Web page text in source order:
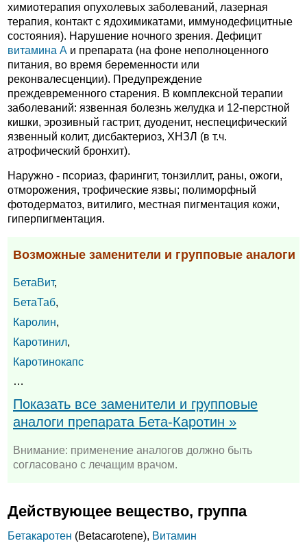
химиотерапия опухолевых заболеваний, лазерная
терапия, контакт с ядохимикатами, иммунодефицитные
состояния). Нарушение ночного зрения. Дефицит
витамина А и препарата (на фоне неполноценного
питания, во время беременности или
реконвалесценции). Предупреждение
преждевременного старения. В комплексной терапии
заболеваний: язвенная болезнь желудка и 12-перстной
кишки, эрозивный гастрит, дуоденит, неспецифический
язвенный колит, дисбактериоз, ХНЗЛ (в т.ч.
атрофический бронхит).
Наружно - псориаз, фарингит, тонзиллит, раны, ожоги,
отморожения, трофические язвы; полиморфный
фотодерматоз, витилиго, местная пигментация кожи,
гиперпигментация.
Возможные заменители и групповые аналоги
БетаВит,
БетаТаб,
Каролин,
Каротинил,
Каротинокапс
…
Показать все заменители и групповые
аналоги препарата Бета-Каротин »
Внимание: применение аналогов должно быть
согласовано с лечащим врачом.
Действующее вещество, группа
Бетакаротен (Betacarotene), Витамин